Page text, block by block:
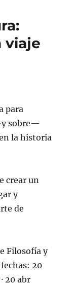
viaje
para
sobre—
la historia
crear un
y
de
Filosofía y
20
20 abr